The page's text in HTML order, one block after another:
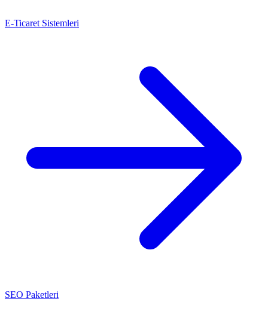
E-Ticaret Sistemleri
SEO Paketleri